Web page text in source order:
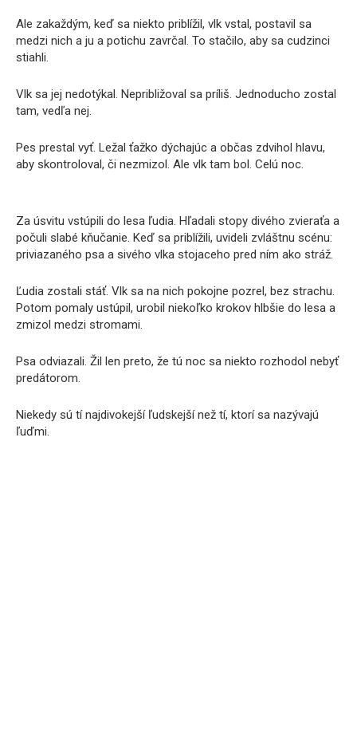
Ale zakaždým, keď sa niekto priblížil, vlk vstal, postavil sa
medzi nich a ju a potichu zavrčal. To stačilo, aby sa cudzinci
stiahli.
Vlk sa jej nedotýkal. Nepribližoval sa príliš. Jednoducho zostal
tam, vedľa nej.
Pes prestal vyť. Ležal ťažko dýchajúc a občas zdvihol hlavu,
aby skontroloval, či nezmizol. Ale vlk tam bol. Celú noc.
Za úsvitu vstúpili do lesa ľudia. Hľadali stopy divého zvieraťa a
počuli slabé kňučanie. Keď sa priblížili, uvideli zvláštnu scénu:
priviazaného psa a sivého vlka stojaceho pred ním ako stráž.
Ľudia zostali stáť. Vlk sa na nich pokojne pozrel, bez strachu.
Potom pomaly ustúpil, urobil niekoľko krokov hlbšie do lesa a
zmizol medzi stromami.
Psa odviazali. Žil len preto, že tú noc sa niekto rozhodol nebyť
predátorom.
Niekedy sú tí najdivokejší ľudskejší než tí, ktorí sa nazývajú
ľuďmi.